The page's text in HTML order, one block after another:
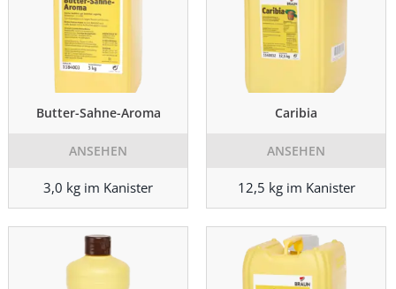
Butter-Sahne-Aroma
ANSEHEN
3,0 kg im Kanister
Caribia
ANSEHEN
12,5 kg im Kanister